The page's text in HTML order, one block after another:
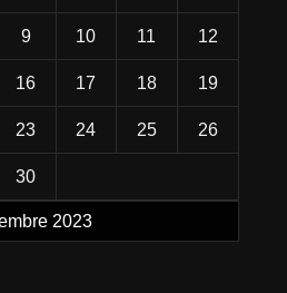
2023
9 10 11 12
16 17 18 19
23 24 25 26
30